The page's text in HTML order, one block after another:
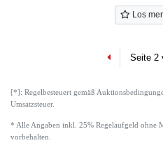
Los
PreviousSeite 2
[*]: Regelbesteuert gemäß
Umsatzsteuer.
* Alle Angaben inkl. 25% Regelaufgeld ohne
vorbehalten.